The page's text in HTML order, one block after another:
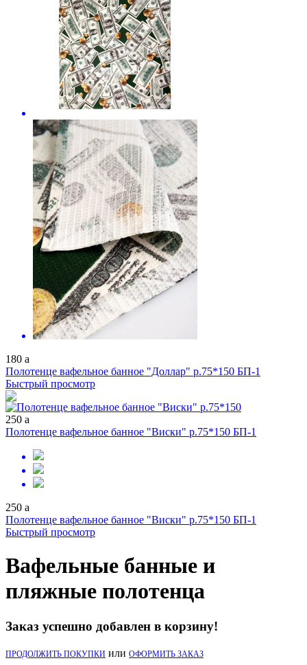
180 a
Полотенце вафельное банное "Доллар" р.75*150 БП-1
Быстрый просмотр
250 a
Полотенце вафельное банное "Виски" р.75*150 БП-1
250 a
Полотенце вафельное банное "Виски" р.75*150 БП-1
Быстрый просмотр
Вафельные банные и
пляжные полотенца
Заказ успешно добавлен в корзину!
ПРОДОЛЖИТЬ ПОКУПКИ или ОФОРМИТЬ ЗАКАЗ